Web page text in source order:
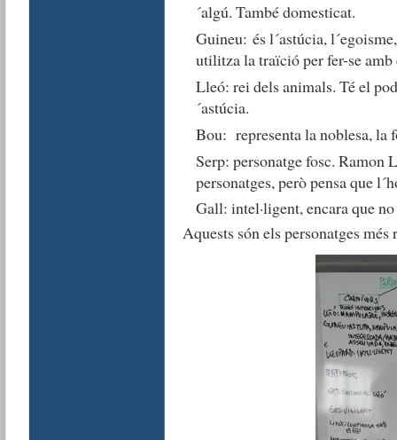
´algú. També domesticat.
Guineu: és l´astúcia,
utilitza la traïció per fer-se amb
Lleó: rei dels animals. Té el
´astúcia.
Bou: representa la noblesa, la
Serp: personatge fosc.
personatges, però pensa que
Gall: intel·ligent, encara que
Aquests són els personatges